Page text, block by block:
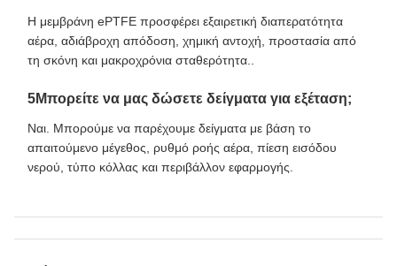
Η μεμβράνη ePTFE προσφέρει εξαιρετική διαπερατότητα
αέρα, αδιάβροχη απόδοση, χημική αντοχή, προστασία από
τη σκόνη και μακροχρόνια σταθερότητα..
5Μπορείτε να μας δώσετε δείγματα για εξέταση;
Ναι. Μπορούμε να παρέχουμε δείγματα με βάση το
απαιτούμενο μέγεθος, ρυθμό ροής αέρα, πίεση εισόδου
νερού, τύπο κόλλας και περιβάλλον εφαρμογής.